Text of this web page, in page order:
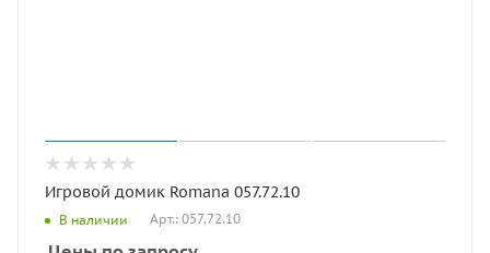
Игровой домик Romana 057.72.10
В наличии Арт.: 057.72.10